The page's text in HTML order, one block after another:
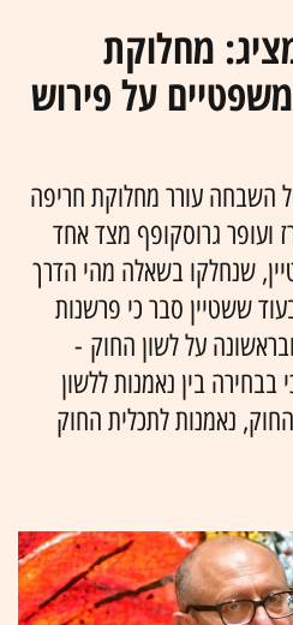
מחלוקת
על פירוש
השבחה עורר מחלוקת חריפה
ועופר גרוסקופף מצד אחד
שנחלקו בשאלה מהי הדרך
ששטיין סבר כי פרשנות
על לשון החוק -
בבחירה בין נאמנות ללשון
נאמנות לתכלית החוק